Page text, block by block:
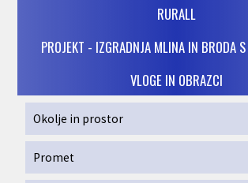
RURALL
PROJEKT - IZGRADNJA MLINA IN BRODA S
VLOGE IN OBRAZCI
Okolje in prostor
Promet